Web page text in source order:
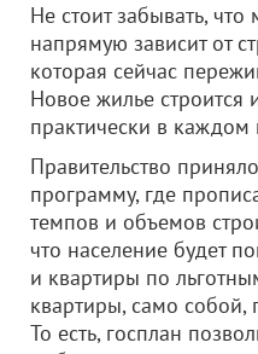
Не стоит забывать,
напрямую зависит от
которая сейчас
Новое жилье строится
практически в каждом
Правительство
программу, где
темпов и объемов
что население будет
и квартиры по
квартиры, само собой,
То есть, госплан